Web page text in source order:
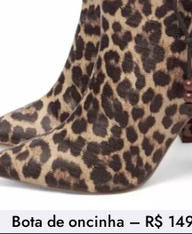
Bota de oncinha – R$